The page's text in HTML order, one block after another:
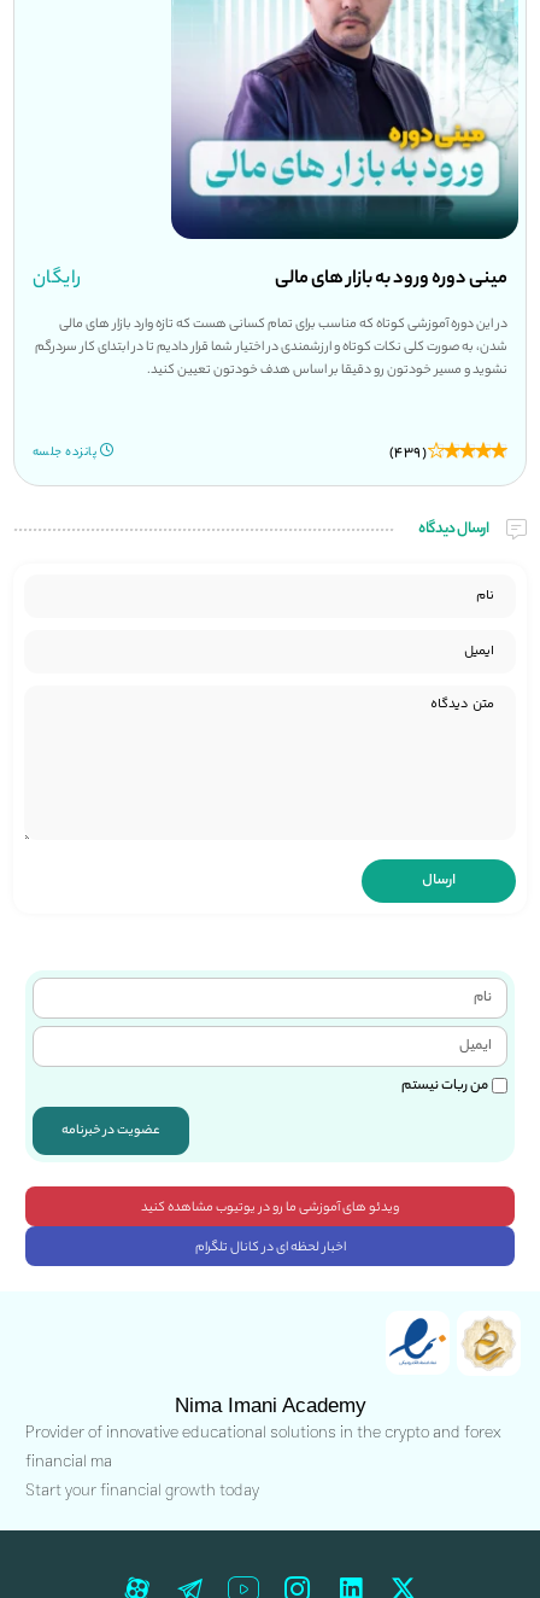
مینی دوره ورود به بازار های مالی رایگان
در این دوره آموزشی کوتاه که مناسب برای تمام کسانی هست که تازه وارد بازار های مالی
شدن، به صورت کلی نکات کوتاه و ارزشمندی در اختیار شما قرار دادیم تا در ابتدای کار سردرگم
نشوید و مسیر خودتون رو دقیقا بر اساس هدف خودتون تعیین کنید.
(439) پانزده جلسه
ارسال دیدگاه
من ربات نیستم
عضویت در خبرنامه
ویدئو های آموزشی ما رو در یوتیوب مشاهده کنید
اخبار لحظه ای در کانال تلگرام
Nima Imani Academy
Provider of innovative educational solutions in the crypto and forex
financial ma
Start your financial growth today